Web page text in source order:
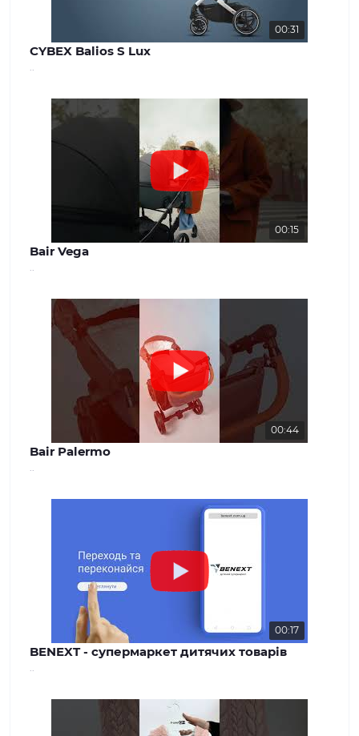
00:31
CYBEX Balios S Lux
00:15
Bair Vega
00:44
Bair Palermo
00:17
BENEXT - супермаркет дитячих товарів